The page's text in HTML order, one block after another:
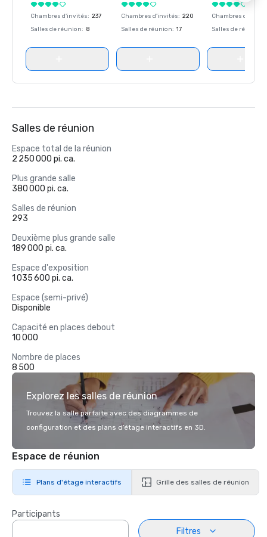
Chambres d'invités: 237
Salles de réunion: 8
Chambres d'invités: 220
Salles de réunion: 17
Chambres
Salles de réunion
Salles de réunion
Espace total de la réunion
2 250 000 pi. ca.
Plus grande salle
380 000 pi. ca.
Salles de réunion
293
Deuxième plus grande salle
189 000 pi. ca.
Espace d'exposition
1 035 600 pi. ca.
Espace (semi-privé)
Disponible
Capacité en places debout
10 000
Nombre de places
8 500
Explorez les salles de réunion
Trouvez la salle parfaite avec des diagrammes de
configuration et des plans d’étage interactifs en 3D.
Espace de réunion
Plans d'étage interactifs Grille des salles de réunion
Participants
Filtres